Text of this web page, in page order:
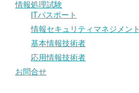
情報処理試験
ITパスポート
情報セキュリティマネジメント
基本情報技術者
応用情報技術者
お問合せ